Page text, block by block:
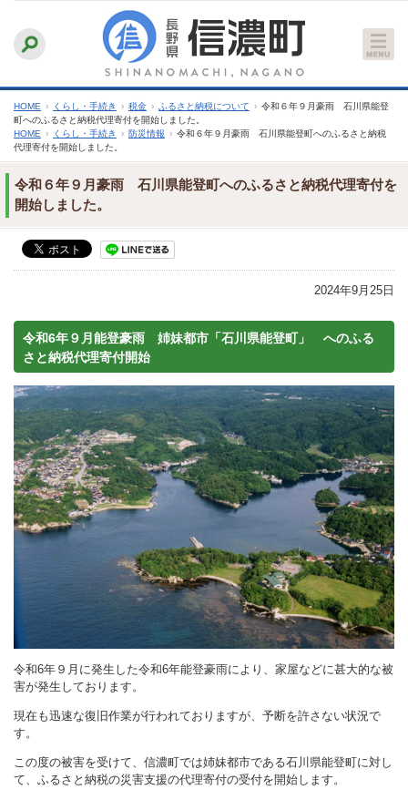
文
へ
ふりがなをつける
文字サイズ
縮小 標準 拡大
HOME › くらし・手続き › 税金 › ふるさと納税について › 令和６年９月豪雨 石川県能登
町へのふるさと納税代理寄付を開始しました。
HOME › くらし・手続き › 防災情報 › 令和６年９月豪雨 石川県能登町へのふるさと納税
代理寄付を開始しました。
令和６年９月豪雨 石川県能登町へのふるさと納税代理寄付を
開始しました。
2024年9月25日
令和6年９月能登豪雨 姉妹都市「石川県能登町」 へのふる
さと納税代理寄付開始
令和6年９月に発生した令和6年能登豪雨により、家屋などに甚大的な被
害が発生しております。
現在も迅速な復旧作業が行われておりますが、予断を許さない状況で
す。
この度の被害を受けて、信濃町では姉妹都市である石川県能登町に対し
て、ふるさと納税の災害支援の代理寄付の受付を開始します。